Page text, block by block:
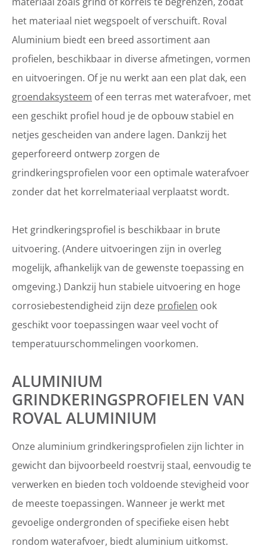
het materiaal niet wegspoelt of verschuift. Roval
Aluminium biedt een breed assortiment aan
profielen, beschikbaar in diverse afmetingen, vormen
en uitvoeringen. Of je nu werkt aan een plat dak, een
groendaksysteem of een terras met waterafvoer, met
een geschikt profiel houd je de opbouw stabiel en
netjes gescheiden van andere lagen. Dankzij het
geperforeerd ontwerp zorgen de
grindkeringsprofielen voor een optimale waterafvoer
zonder dat het korrelmateriaal verplaatst wordt.
Het grindkeringsprofiel is beschikbaar in brute
uitvoering. (Andere uitvoeringen zijn in overleg
mogelijk, afhankelijk van de gewenste toepassing en
omgeving.) Dankzij hun stabiele uitvoering en hoge
corrosiebestendigheid zijn deze profielen ook
geschikt voor toepassingen waar veel vocht of
temperatuurschommelingen voorkomen.
ALUMINIUM
GRINDKERINGSPROFIELEN VAN
ROVAL ALUMINIUM
Onze aluminium grindkeringsprofielen zijn lichter in
gewicht dan bijvoorbeeld roestvrij staal, eenvoudig te
verwerken en bieden toch voldoende stevigheid voor
de meeste toepassingen. Wanneer je werkt met
gevoelige ondergronden of specifieke eisen hebt
rondom waterafvoer, biedt aluminium uitkomst.